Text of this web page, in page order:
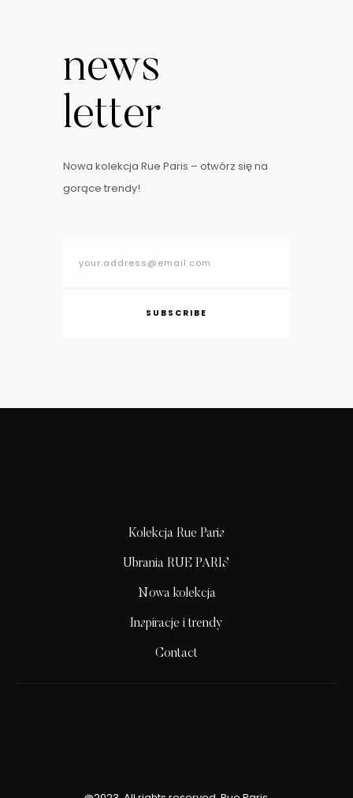
news
letter
Nowa kolekcja Rue Paris – otwórz się na
gorące trendy!
SUBSCRIBE
Kolekcja Rue Paris
Ubrania RUE PARIS
Nowa kolekcja
Inspiracje i trendy
Contact